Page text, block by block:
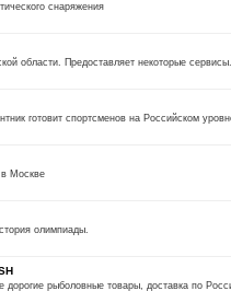
снаряжения
области. Предоставляет некоторые
готовит спортсменов на Российском
в Москве
олимпиады.
рыболовные товары, доставка по